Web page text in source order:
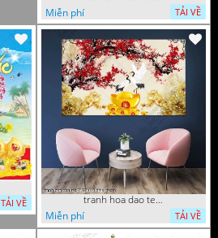
Miễn phí
TẢI VỀ
TẢI VỀ
tranh hoa dao tet 08112022 hieu
Miễn phí
TẢI VỀ